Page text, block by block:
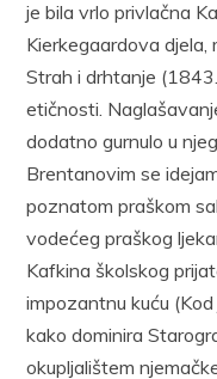
je bila vrlo privlačna
Kierkegaardova djela,
Strah i drhtanje
etičnosti.
dodatno gurnulo u
Brentanovim se
poznatom praškom
vodećeg praškog
Kafkina školskog
impozantnu kuću
kako dominira
okupljalištem